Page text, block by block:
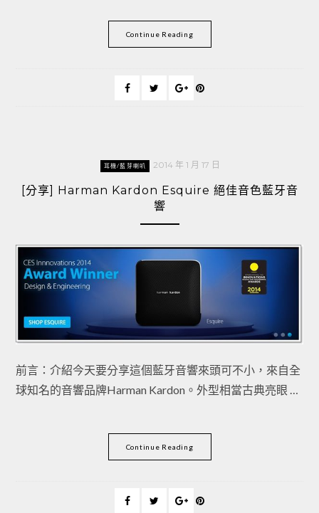
Continue Reading
耳機/藍芽喇叭 2014 年 1 月 17 日
[分享] Harman Kardon Esquire 絕佳音色藍牙音
響
前言：介紹今天要分享這個藍牙音響來頭可不小，來自全
球知名的音響品牌Harman Kardon。外型相當古典亮眼 …
Continue Reading